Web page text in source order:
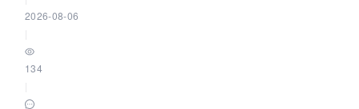
2026-08-06
134